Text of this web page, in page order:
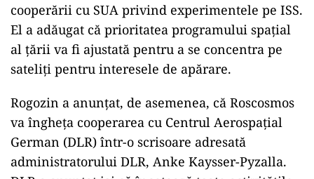
cooperării cu SUA privind experimentele pe ISS.
El a adăugat că prioritatea programului spațial
al țării va fi ajustată pentru a se concentra pe
sateliți pentru interesele de apărare.
Rogozin a anunțat, de asemenea, că Roscosmos
va îngheța cooperarea cu Centrul Aerospațial
German (DLR) într-o scrisoare adresată
administratorului DLR, Anke Kaysser-Pyzalla.